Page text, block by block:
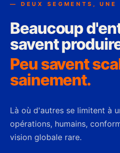
— DEUX SEGMENTS, UNE
Beaucoup
savent
Peu savent
sainement.
Là où d'autres se limitent à
opérations, humains,
vision globale rare.